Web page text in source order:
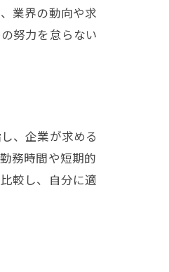
業界の動向や求
努力を怠らない
、企業が求める
務時間や短期的
較し、自分に適